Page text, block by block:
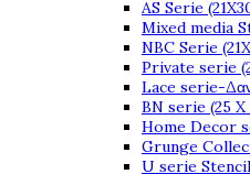
AS Serie
Mixed media
NBC Serie
Private serie
Lace serie-
BN serie (25 X
Home Decor
Grunge
U serie Stencil